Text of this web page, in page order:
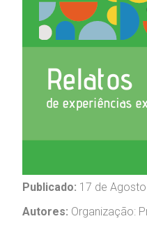
Publicado: 17 de
Autores: Organização: